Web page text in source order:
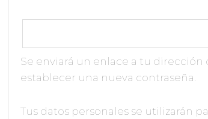
Se enviará un enlace a tu
establecer una nueva contraseña.
Tus datos personales se utilizarán